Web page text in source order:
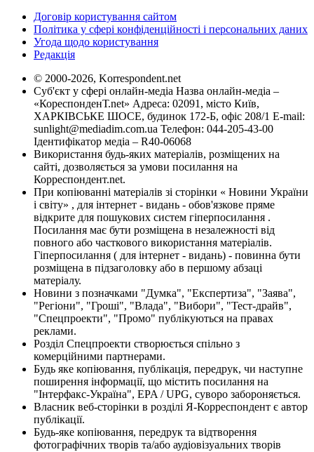
Договір користування сайтом
Політика у сфері конфіденційності і персональних даних
Угода щодо користування
Редакція
© 2000-2026, Korrespondent.net
Суб'єкт у сфері онлайн-медіа Назва онлайн-медіа –
«КореспонденТ.net» Адреса: 02091, місто Київ,
ХАРКІВСЬКЕ ШОСЕ, будинок 172-Б, офіс 208/1 E-mail:
sunlight@mediadim.com.ua Телефон: 044-205-43-00
Ідентифікатор медіа – R40-06068
Використання будь-яких матеріалів, розміщених на
сайті, дозволяється за умови посилання на
Корреспондент.net.
При копіюванні матеріалів зі сторінки « Новини України
і світу» , для інтернет - видань - обов'язкове пряме
відкрите для пошукових систем гіперпосилання .
Посилання має бути розміщена в незалежності від
повного або часткового використання матеріалів.
Гіперпосилання ( для інтернет - видань) - повинна бути
розміщена в підзаголовку або в першому абзаці
матеріалу.
Новини з позначками "Думка", "Експертиза", "Заява",
"Регіони", "Гроші", "Влада", "Вибори", "Тест-драйв",
"Спецпроекти", "Промо" публікуються на правах
реклами.
Розділ Спецпроекти створюється спільно з
комерційними партнерами.
Будь яке копіювання, публікація, передрук, чи наступне
поширення інформації, що містить посилання на
"Інтерфакс-Україна", EPA / UPG, суворо забороняється.
Власник веб-сторінки в розділі Я-Корреспондент є автор
публікації.
Будь-яке копіювання, передрук та відтворення
фотографічних творів та/або аудіовізуальних творів